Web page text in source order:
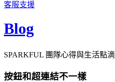
客服支援
Blog
SPARKFUL 團隊心得與生活點滴
按鈕和超連結不一樣